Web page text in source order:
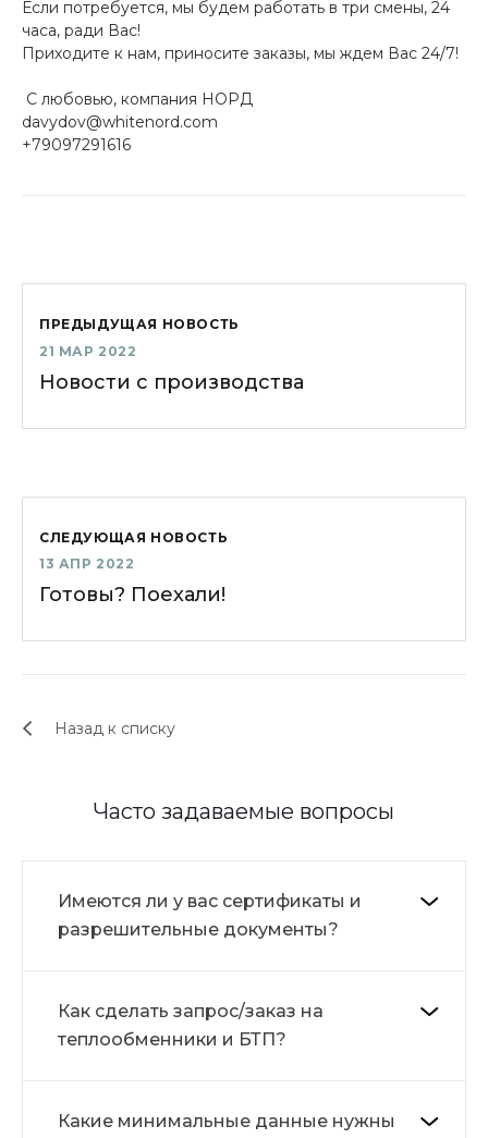
Если потребуется, мы будем работать в три смены, 24
часа, ради Вас!
Приходите к нам, приносите заказы, мы ждем Вас 24/7!
‍ C любовью, компания НОРД
davydov@whitenord.com
+79097291616
ПРЕДЫДУЩАЯ НОВОСТЬ
21 МАР 2022
Новости с производства
СЛЕДУЮЩАЯ НОВОСТЬ
13 АПР 2022
Готовы? Поехали!
Назад к списку
Часто задаваемые вопросы
Имеются ли у вас сертификаты и
разрешительные документы?
Как сделать запрос/заказ на
теплообменники и БТП?
Какие минимальные данные нужны